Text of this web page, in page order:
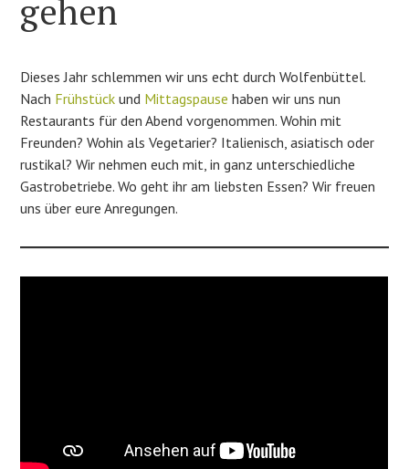
gehen
Dieses Jahr schlemmen wir uns echt durch Wolfenbüttel.
Nach Frühstück und Mittagspause haben wir uns nun
Restaurants für den Abend vorgenommen. Wohin mit
Freunden? Wohin als Vegetarier? Italienisch, asiatisch oder
rustikal? Wir nehmen euch mit, in ganz unterschiedliche
Gastrobetriebe. Wo geht ihr am liebsten Essen? Wir freuen
uns über eure Anregungen.